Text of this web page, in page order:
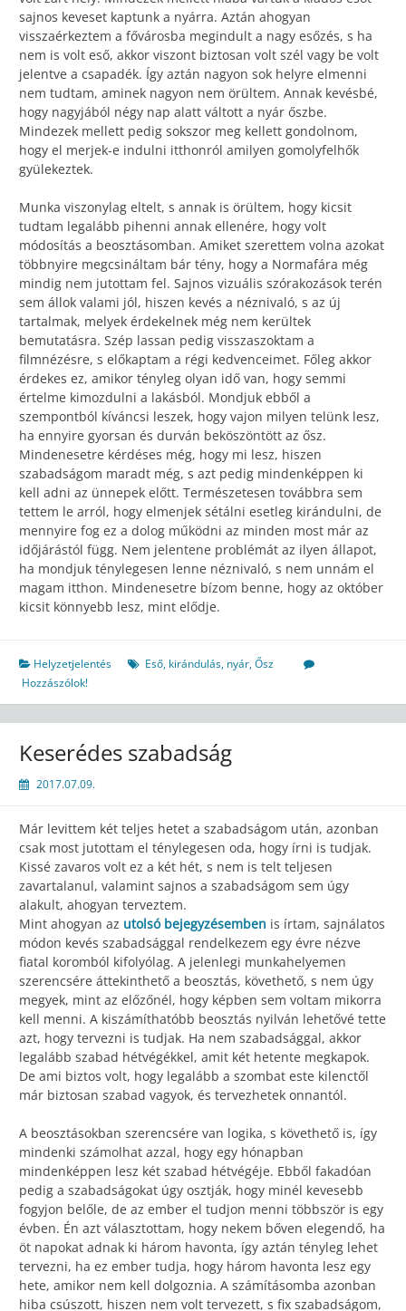
sajnos keveset kaptunk a nyárra. Aztán ahogyan
visszaérkeztem a fővárosba megindult a nagy esőzés, s ha
nem is volt eső, akkor viszont biztosan volt szél vagy be volt
jelentve a csapadék. Így aztán nagyon sok helyre elmenni
nem tudtam, aminek nagyon nem örültem. Annak kevésbé,
hogy nagyjából négy nap alatt váltott a nyár őszbe.
Mindezek mellett pedig sokszor meg kellett gondolnom,
hogy el merjek-e indulni itthonról amilyen gomolyfelhők
gyülekeztek.
Munka viszonylag eltelt, s annak is örültem, hogy kicsit
tudtam legalább pihenni annak ellenére, hogy volt
módosítás a beosztásomban. Amiket szerettem volna azokat
többnyire megcsináltam bár tény, hogy a Normafára még
mindig nem jutottam fel. Sajnos vizuális szórakozások terén
sem állok valami jól, hiszen kevés a néznivaló, s az új
tartalmak, melyek érdekelnek még nem kerültek
bemutatásra. Szép lassan pedig visszaszoktam a
filmnézésre, s előkaptam a régi kedvenceimet. Főleg akkor
érdekes ez, amikor tényleg olyan idő van, hogy semmi
értelme kimozdulni a lakásból. Mondjuk ebből a
szempontból kíváncsi leszek, hogy vajon milyen telünk lesz,
ha ennyire gyorsan és durván beköszöntött az ősz.
Mindenesetre kérdéses még, hogy mi lesz, hiszen
szabadságom maradt még, s azt pedig mindenképpen ki
kell adni az ünnepek előtt. Természetesen továbbra sem
tettem le arról, hogy elmenjek sétálni esetleg kirándulni, de
mennyire fog ez a dolog működni az minden most már az
időjárástól függ. Nem jelentene problémát az ilyen állapot,
ha mondjuk ténylegesen lenne néznivaló, s nem unnám el
magam itthon. Mindenesetre bízom benne, hogy az október
kicsit könnyebb lesz, mint elődje.
Helyzetjelentés Eső, kirándulás, nyár,Ősz
Hozzászólok!
Keserédes szabadság
2017.07.09.
Már levittem két teljes hetet a szabadságom után, azonban
csak most jutottam el ténylegesen oda, hogy írni is tudjak.
Kissé zavaros volt ez a két hét, s nem is telt teljesen
zavartalanul, valamint sajnos a szabadságom sem úgy
alakult, ahogyan terveztem.
Mint ahogyan az utolsó bejegyzésemben is írtam, sajnálatos
módon kevés szabadsággal rendelkezem egy évre nézve
fiatal koromból kifolyólag. A jelenlegi munkahelyemen
szerencsére áttekinthető a beosztás, követhető, s nem úgy
megyek, mint az előzőnél, hogy képben sem voltam mikorra
kell menni. A kiszámíthatóbb beosztás nyilván lehetővé tette
azt, hogy tervezni is tudjak. Ha nem szabadsággal, akkor
legalább szabad hétvégékkel, amit két hetente megkapok.
De ami biztos volt, hogy legalább a szombat este kilenctől
már biztosan szabad vagyok, és tervezhetek onnantól.
A beosztásokban szerencsére van logika, s követhető is, így
mindenki számolhat azzal, hogy egy hónapban
mindenképpen lesz két szabad hétvégéje. Ebből fakadóan
pedig a szabadságokat úgy osztják, hogy minél kevesebb
fogyjon belőle, de az ember el tudjon menni többször is egy
évben. Én azt választottam, hogy nekem bőven elegendő, ha
öt napokat adnak ki három havonta, így aztán tényleg lehet
tervezni, ha ez ember tudja, hogy három havonta lesz egy
hete, amikor nem kell dolgoznia. A számításomba azonban
hiba csúszott, hiszen nem volt tervezett, s fix szabadságom,